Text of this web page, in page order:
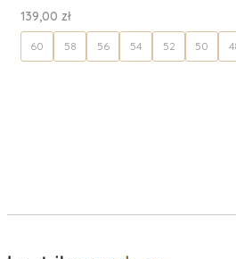
Cena
139,00 zł
60 58 56 54 52 50